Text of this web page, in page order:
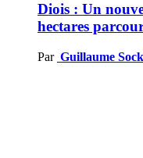
Diois : Un
hectares
Par Guillaume